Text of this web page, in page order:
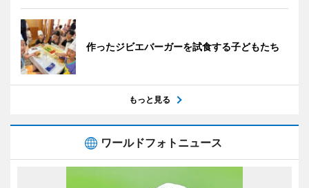
作ったジビエバーガーを試食する子どもたち
もっと見る
ワールドフォトニュース